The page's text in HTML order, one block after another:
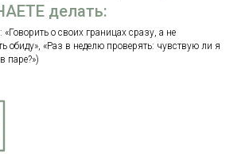
делать:
о своих границах сразу, а не
обиду», «Раз в неделю проверять: чувствую ли я
паре?»)